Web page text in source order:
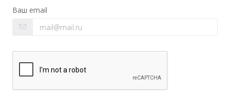
Ваш email